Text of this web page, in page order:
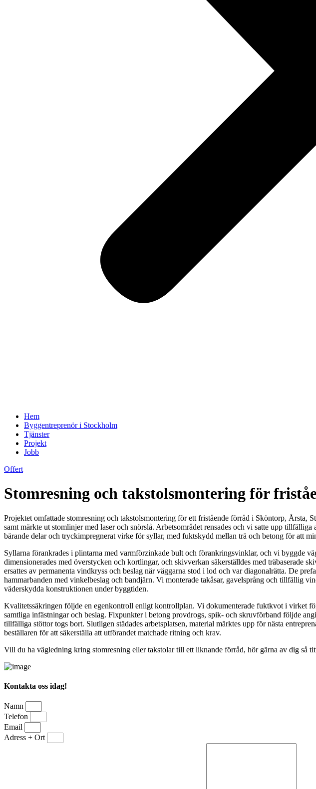
Hem
Byggentreprenör i Stockholm
Tjänster
Projekt
Jobb
Offert
Stomresning och takstolsmontering för
Projektet omfattade stomresning och takstolsmontering för ett fristående förråd i Sköntorp,
samt märkte ut stomlinjer med laser och snörslå. Arbetsområdet rensades och vi satte upp
bärande delar och tryckimpregnerat virke för syllar, med fuktskydd mellan trä och betong för att
Syllarna förankrades i plintarna med varmförzinkade bult och förankringsvinklar, och vi byggde
dimensionerades med överstycken och kortlingar, och skivverkan säkerställdes med träbaserade
ersattes av permanenta vindkryss och beslag när väggarna stod i lod och var diagonalrätta. De
hammarbanden med vinkelbeslag och bandjärn. Vi monterade takåsar, gavelsprång och tillfällig
väderskydda konstruktionen under byggtiden.
Kvalitetssäkringen följde en egenkontroll enligt kontrollplan. Vi dokumenterade fuktkvot i virket
samtliga infästningar och beslag. Fixpunkter i betong provdrogs, spik- och skruvförband följde
tillfälliga stöttor togs bort. Slutligen städades arbetsplatsen, material märktes upp för nästa
beställaren för att säkerställa att utförandet matchade ritning och krav.
Vill du ha vägledning kring stomresning eller takstolar till ett liknande förråd, hör gärna av dig så
Kontakta oss idag!
Namn
Telefon
Email
Adress + Ort